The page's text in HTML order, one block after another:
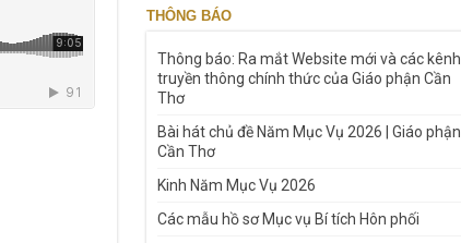
THÔNG BÁO
Thông báo: Ra mắt Website mới và các kênh
truyền thông chính thức của Giáo phận Cần
Thơ
Bài hát chủ đề Năm Mục Vụ 2026 | Giáo phận
Cần Thơ
Kinh Năm Mục Vụ 2026
Các mẫu hồ sơ Mục vụ Bí tích Hôn phối